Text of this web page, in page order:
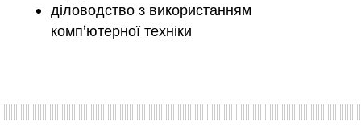
діловодство з використанням
комп’ютерної техніки